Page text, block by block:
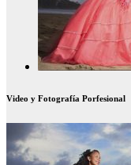
Video y Fotografía Porfesional